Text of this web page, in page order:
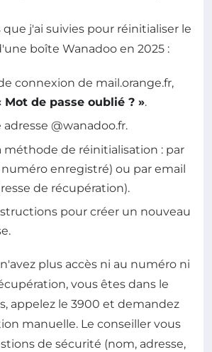
que j'ai suivies pour réinitialiser le
boîte Wanadoo en 2025 :
connexion de mail.orange.fr,
Mot de passe oublié ? ».
@wanadoo.fr.
méthode de réinitialisation : par
numéro enregistré) ou par email
de récupération).
pour créer un nouveau
plus accès ni au numéro ni
vous êtes dans le
appelez le 3900 et demandez
manuelle. Le conseiller vous
de sécurité (nom, adresse,